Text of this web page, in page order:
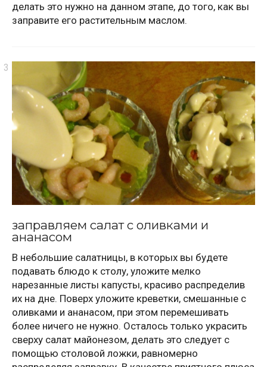
делать это нужно на данном этапе, до того, как вы
заправите его растительным маслом.
заправляем салат с оливками и
ананасом
В небольшие салатницы, в которых вы будете
подавать блюдо к столу, уложите мелко
нарезанные листы капусты, красиво распределив
их на дне. Поверх уложите креветки, смешанные с
оливками и ананасом, при этом перемешивать
более ничего не нужно. Осталось только украсить
сверху салат майонезом, делать это следует с
помощью столовой ложки, равномерно